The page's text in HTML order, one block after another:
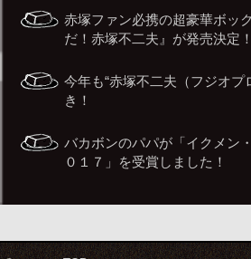
赤塚ファン必携の超豪華ボッ
だ！赤塚不二夫』が発売決定！
今年も“赤塚不二夫（フジオプ
き！
バカボンのパパが「イクメン
０１７」を受賞しました！